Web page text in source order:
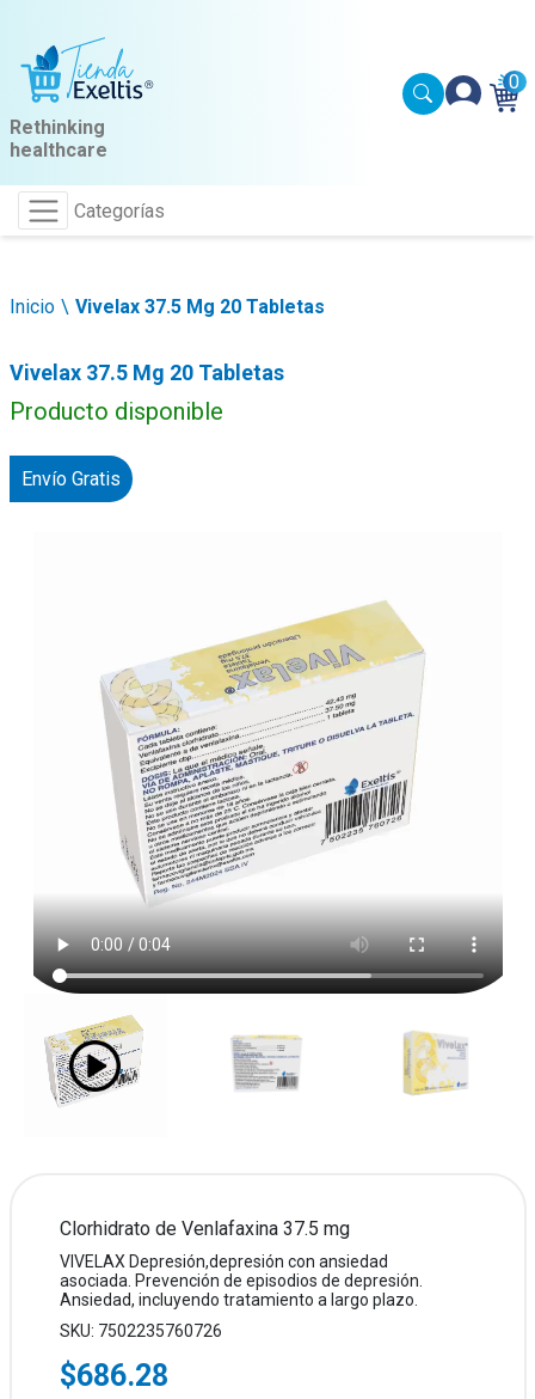
Rethinking
healthcare
0
Categorías
Inicio Vivelax 37.5 Mg 20 Tabletas
Vivelax 37.5 Mg 20 Tabletas
Producto disponible
Envío Gratis
Clorhidrato de Venlafaxina 37.5 mg
VIVELAX Depresión,depresión con ansiedad
asociada. Prevención de episodios de depresión.
Ansiedad, incluyendo tratamiento a largo plazo.
SKU: 7502235760726
$686.28